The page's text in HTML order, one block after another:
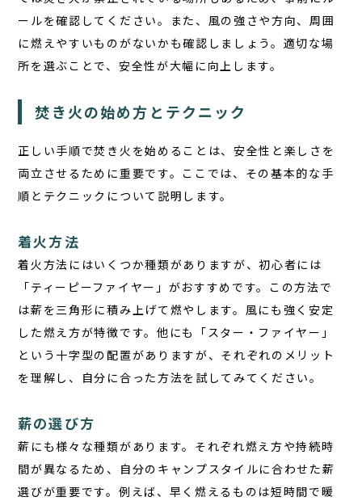
ールを確認してください。また、風の強さや方向、周囲
に燃えやすいものがないかも確認しましょう。適切な場
所を選ぶことで、安全性が大幅に向上します。
焚き火の始め方とテクニック
正しい手順で焚き火を始めることは、安全性と楽しさを
両立させるために重要です。ここでは、その基本的な手
順とテクニックについて説明します。
着火方法
着火方法にはいくつか種類がありますが、初心者には
「ティーピーファイヤー」がおすすめです。この方法で
は薪を三角形に積み上げて燃やします。風にも強く安定
した燃え方が特徴です。他にも「スター・ファイヤー」
という十字型の配置がありますが、それぞれのメリット
を理解し、自分に合った方法を試してみてください。
薪の選び方
薪にも様々な種類があります。それぞれ燃え方や持続時
間が異なるため、自分のキャンプスタイルに合わせた薪
選びが重要です。例えば、早く燃えるものは短時間で暖